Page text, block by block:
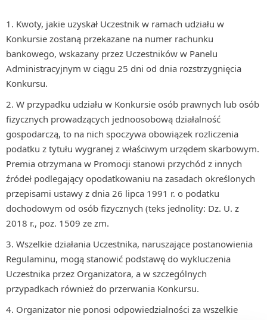
Kwoty, jakie uzyskał Uczestnik w ramach udziału w
Konkursie zostaną przekazane na numer rachunku
bankowego, wskazany przez Uczestników w Panelu
Administracyjnym w ciągu 25 dni od dnia rozstrzygnięcia
Konkursu.
W przypadku udziału w Konkursie osób prawnych lub osób
fizycznych prowadzących jednoosobową działalność
gospodarczą, to na nich spoczywa obowiązek rozliczenia
podatku z tytułu wygranej z właściwym urzędem skarbowym.
Premia otrzymana w Promocji stanowi przychód z innych
źródeł podlegający opodatkowaniu na zasadach określonych
przepisami ustawy z dnia 26 lipca 1991 r. o podatku
dochodowym od osób fizycznych (teks jednolity: Dz. U. z
2018 r., poz. 1509 ze zm.
Wszelkie działania Uczestnika, naruszające postanowienia
Regulaminu, mogą stanowić podstawę do wykluczenia
Uczestnika przez Organizatora, a w szczególnych
przypadkach również do przerwania Konkursu.
Organizator nie ponosi odpowiedzialności za wszelkie